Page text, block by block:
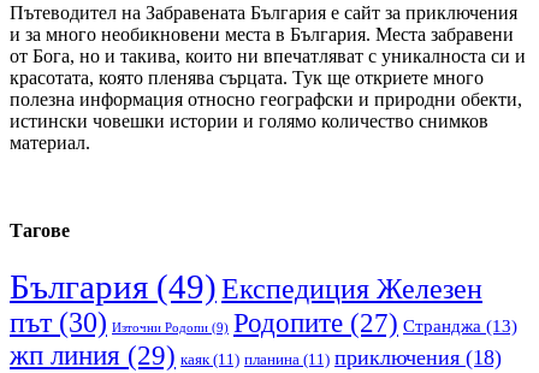
Пътеводител на Забравената България е сайт за приключения
и за много необикновени места в България. Места забравени
от Бога, но и такива, които ни впечатляват с уникалноста си и
красотата, която пленява сърцата. Тук ще откриете много
полезна информация относно географски и природни обекти,
истински човешки истории и голямо количество снимков
материал.
Тагове
България (49)Експедиция Железен
път(30) Източни Родопи (9) Родопите (27) Странджа (13)
жп линия (29) каяк(11) планина (11) приключения (18)